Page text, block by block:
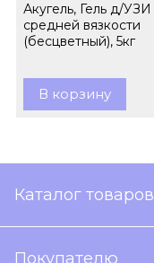
Акугель, Гель д/УЗИ
средней вязкости
(бесцветный), 5кг
В корзину
Каталог товаров
Покупателю